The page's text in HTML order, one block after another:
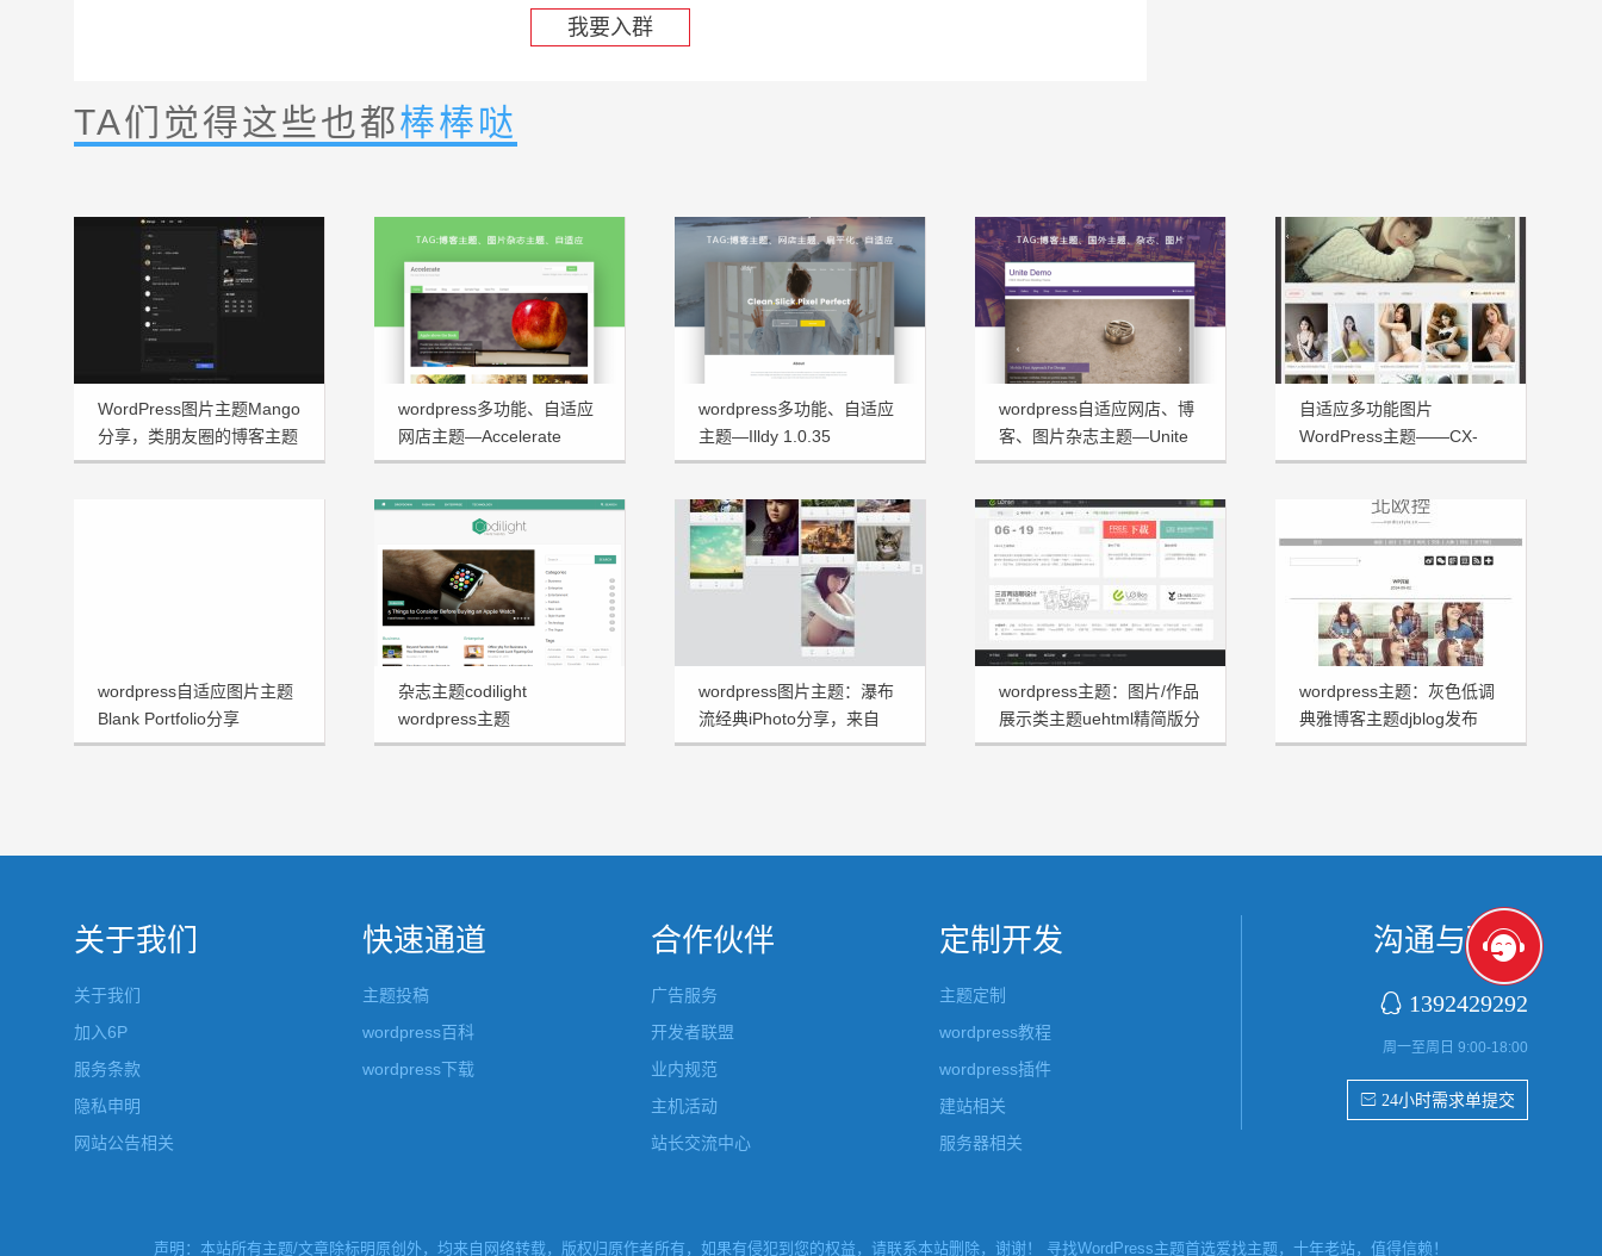
我要入群
TA们觉得这些也都棒棒哒
WordPress图片主题Mango
分享，类朋友圈的博客主题
wordpress多功能、自适应
网店主题—Accelerate
1.3.2
wordpress多功能、自适应
主题—Illdy 1.0.35
wordpress自适应网店、博
客、图片杂志主题—Unite
Demo
自适应多功能图片
WordPress主题——CX-
UDY免费发布
wordpress自适应图片主题
Blank Portfolio分享
杂志主题codilight
wordpress主题
wordpress图片主题：瀑布
流经典iPhoto分享，来自
MUfeng作品
wordpress主题：图片/作品
展示类主题uehtml精简版分
享
wordpress主题：灰色低调
典雅博客主题djblog发布
关于我们
关于我们
加入6P
服务条款
隐私申明
网站公告相关
快速通道
主题投稿
wordpress百科
wordpress下载
合作伙伴
广告服务
开发者联盟
业内规范
主机活动
站长交流中心
定制开发
主题定制
wordpress教程
wordpress插件
建站相关
服务器相关
沟通与联系
 1392429292
周一至周日 9:00-18:00
 24小时需求单提交
声明：本站所有主题/文章除标明原创外，均来自网络转载，版权归原作者所有，如果有侵犯到您的权益，请联系本站删除，谢谢！ 寻找WordPress主题首选爱找主题，十年老站，值得信赖！